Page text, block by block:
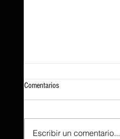
Comentarios
Escribir un comentario...